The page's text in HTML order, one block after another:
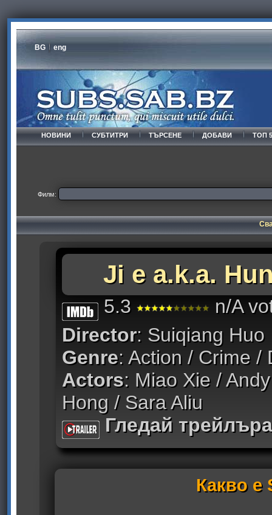
BG eng
НОВИНИ СУБТИТРИ ТЪРСЕНЕ ДОБАВИ ТОП
Филм:
Ji e a.k.a.
5.3
n/A
Director: Suiqiang Huo
Genre: Action / Crime /
Actors: Miao Xie /
Hong / Sara Aliu
Гледай трейлъра
Какво е